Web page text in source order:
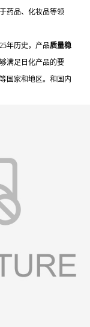
药品、化妆品等领
年历史，产品质量稳
满足日化产品的要
国家和地区。和国内